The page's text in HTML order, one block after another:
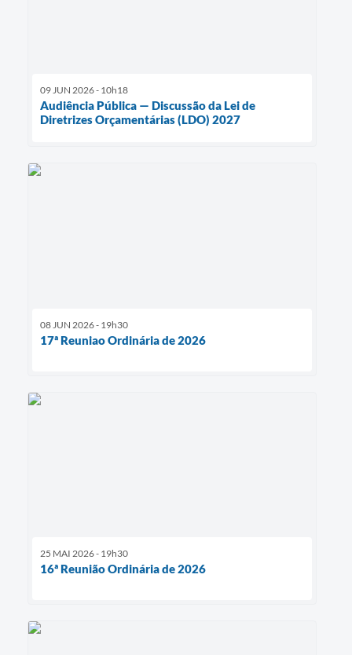
09 JUN 2026 - 10h18
Audiência Pública — Discussão da Lei de
Diretrizes Orçamentárias (LDO) 2027
08 JUN 2026 - 19h30
17ª Reuniao Ordinária de 2026
25 MAI 2026 - 19h30
16ª Reunião Ordinária de 2026